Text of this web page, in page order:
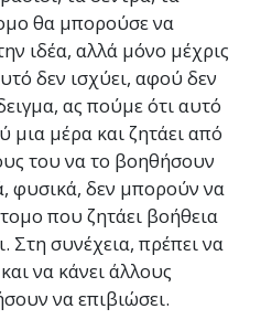
θα μπορούσε να
ιδέα, αλλά μόνο μέχρις
δεν ισχύει, αφού δεν
ας πούμε ότι αυτό
μια μέρα και ζητάει από
του να το βοηθήσουν
φυσικά, δεν μπορούν να
που ζητάει βοήθεια
Στη συνέχεια, πρέπει να
να κάνει άλλους
να επιβιώσει.